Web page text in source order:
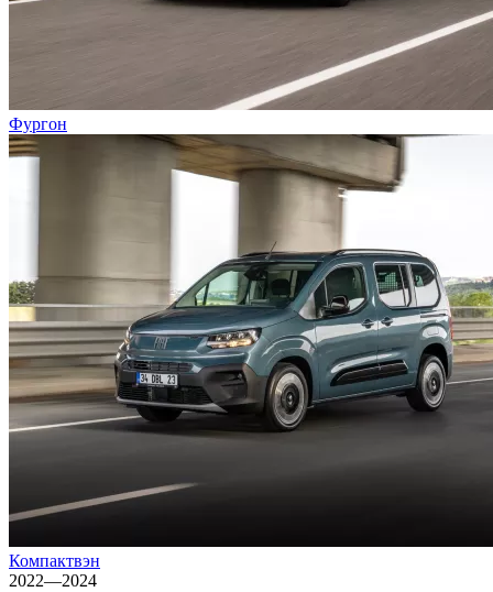
Фургон
Компактвэн
2022—2024